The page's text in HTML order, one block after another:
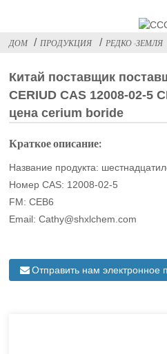
ДОМ ПРОДУКЦИЯ РЕДКО -ЗЕМЛЯ
Китай поставщик
CERIUD CAS 12008-02-5
цена cerium boride
Краткое описание:
Название продукта:
Номер CAS: 12008-02-5
FM: CEB6
Email: Cathy@shxlchem.com
Отправить нам электронное